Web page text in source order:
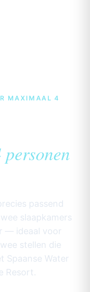
MAXIMAAL 4
personen
passend
slaapkamers
— ideaal voor
stellen die
Spaanse Water
Resort.